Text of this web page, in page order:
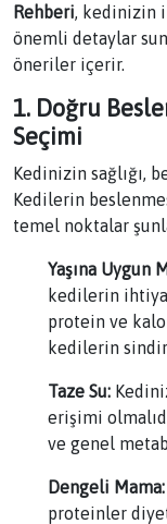
Rehberi, kedinizin
önemli detaylar
öneriler içerir.
1. Doğru
Seçimi
Kedinizin sağlığı,
Kedilerin
temel noktalar
Yaşına Uygun
kedilerin
protein ve
kedilerin
Taze Su:
erişimi
ve genel
Dengeli Mama:
proteinler